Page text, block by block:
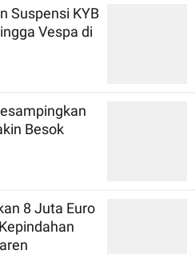
Suspensi KYB
Vespa di
Besok
8 Juta Euro